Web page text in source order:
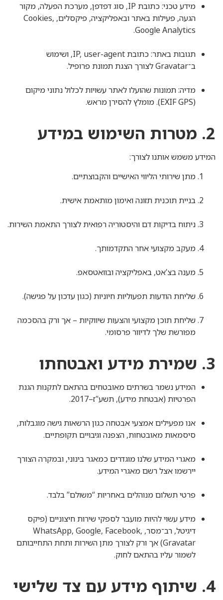
מידע טכני: כתובת IP, סוג דפדפן, מערכת הפעלה, מקור
הגעה, פעילות באתר ובאפליקציה, פיקסלים, Cookies,
Google Analytics.
תגובות באתר: כתובת IP, user-agent, ושימוש
ב־Gravatar לצורך הצגת תמונת פרופיל.
מדיה: תמונות שהועלו לאתר עשויות לכלול נתוני מיקום
(EXIF GPS). מומלץ להסירן מראש.
2. מטרות השימוש במידע
המידע משמש אותנו לצורך:
מתן שירותי הליווי האישיים והקבוצתיים.
בניית תוכנית תזונה ואימון מותאמת אישית.
ניתוח בדיקות דם והיסטוריה רפואית לצורך התאמת השירות.
מעקב מקצועי אחר התקדמותך.
מענה בצ’אט, באפליקציה ובוואטסאפ.
שליחת הודעות תפעוליות חיוניות (כגון עדכון על פגישה).
שליחת תוכן מקצועי והצעות שיווקיות – אך ורק בהסכמה
מפורשת שלך לדיוור פרסומי.
3. שמירת מידע ואבטחתו
המידע נשמר בשרתים מאובטחים בהתאם לתקנות הגנת
הפרטיות (אבטחת מידע), תשע”ז–2017.
אנו מפעילים אמצעי אבטחה כגון הרשאות גישה מוגבלות,
סיסמאות מאובטחות, הצפנה וגיבויים תקופתיים.
מאגרי המידע שלנו מוגדרים כמאגר בינוני, ובמקרה הצורך
יירשמו אצל רשם מאגרי המידע.
פרטי תשלום מנוהלים באחריות “משולם” בלבד.
מידע עשוי להיות מועבר לספקי שירות חיצוניים (פיקס
דיגיטל, רב־מסר, WhatsApp, Google, Facebook,
Gravatar) אך ורק לצורך מתן השירות ותחת התחייבותם
לשמור עליו בהתאם לחוק.
4. שיתוף מידע עם צד שלישי